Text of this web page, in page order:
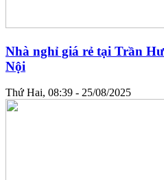
Nhà nghỉ giá rẻ tại Trần
Nội
Thứ Hai, 08:39 - 25/08/2025